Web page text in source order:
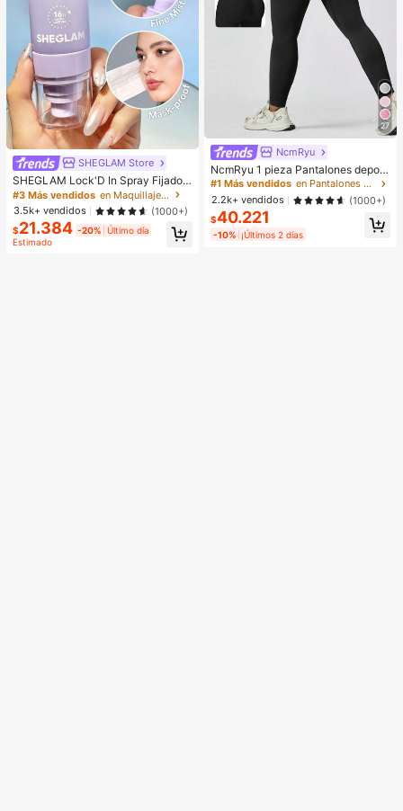
SHEGLAM Store
SHEGLAM Lock'D In Spray Fijador
Marca De Belleza CosméTica Maq
uillaje Para Mujeres Y NiñAs
#3 Más vendidos
en Maquillaje facial
3.5k+ vendidos
(1000+)
$21.384 -20% Último día
Estimado
s, Regalos, Obsequios, Regalos par
a mujeres, Regalos de Navidad, Est
27
NcmRyu
NcmRyu 1 pieza Pantalones deporti
vos negros de primavera para muje
r, de uso casual al aire libre, con efe
cto moldeador y elevador, aptos par
a yoga, fitness, running, tenis y entr
enamiento
#1 Más vendidos
en Pantalones deportivos para mujer
2.2k+ vendidos
(1000+)
$40.221
-10% ¡Últimos 2 días